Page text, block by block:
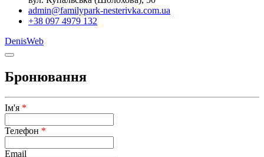
admin@familypark-nesterivka.com.ua
+38 097 4979 132
DenisWeb
Бронювання
Ім'я *
Телефон *
Email